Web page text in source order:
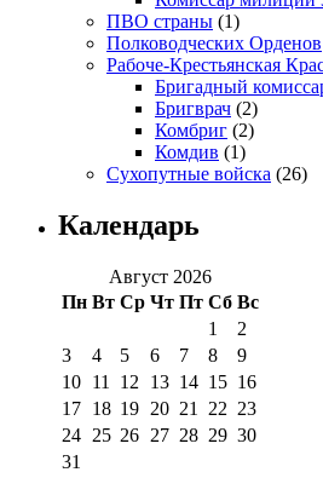
ПВО страны (1)
Полководческих Орденов
Рабоче-Крестьянская
Бригадный
Бригврач (2)
Комбриг (2)
Комдив (1)
Сухопутные войска (26)
Календарь
Август 2026
Пн Вт Ср Чт Пт Сб Вс
1
2
3
4 5 6 7 8
9
10 11 12 13 14 15 16
17 18 19 20 21 22 23
24 25 26 27 28 29 30
31